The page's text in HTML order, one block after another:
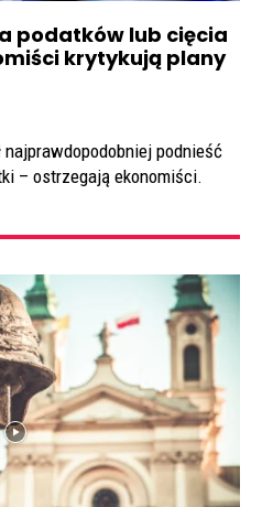
podatków lub cięcia
krytykują plany
najprawdopodobniej podnieść
– ostrzegają ekonomiści.